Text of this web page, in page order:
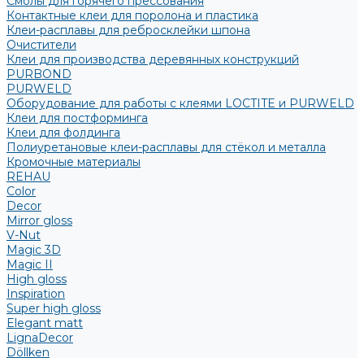
Контактные клеи для поролона и пластика
Клеи-расплавы для ребросклейки шпона
Очистители
Клеи для производства деревянных конструкций
PURBOND
PURWELD
Оборудование для работы с клеями LOCTITE и PURWELD
Клеи для постформинга
Клеи для фолдинга
Полиуретановые клеи-расплавы для стёкол и металла
Кромочные материалы
REHAU
Color
Decor
Mirror gloss
V-Nut
Magic 3D
Magic II
High gloss
Inspiration
Super high gloss
Elegant matt
LignaDecor
Döllken